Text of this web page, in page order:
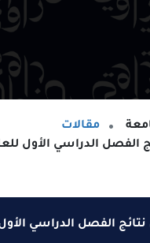
مقالات
الفصل الدراسي الأول
نتائج الفصل الدراسي